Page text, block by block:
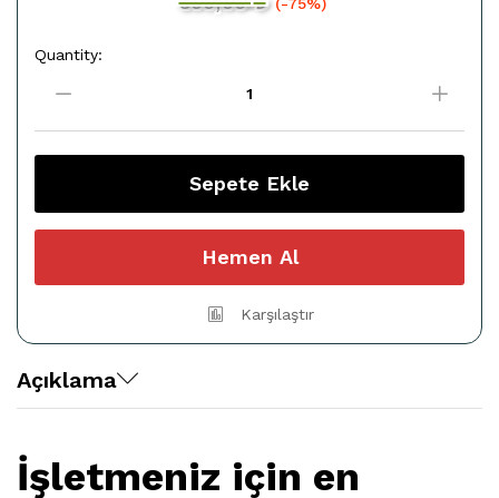
Windows
Standard
quantity
Quantity:
Sepete Ekle
Hemen Al
Karşılaştır
Açıklama
İşletmeniz için en